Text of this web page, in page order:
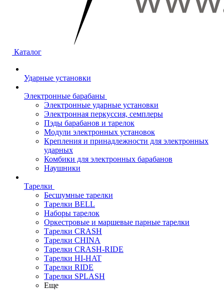
Каталог
Ударные установки
Электронные барабаны
Электронные ударные установки
Электронная перкуссия, семплеры
Пэды барабанов и тарелок
Модули электронных установок
Крепления и принадлежности для электронных
ударных
Комбики для электронных барабанов
Наушники
Тарелки
Бесшумные тарелки
Тарелки BELL
Наборы тарелок
Оркестровые и маршевые парные тарелки
Тарелки CRASH
Тарелки CHINA
Тарелки CRASH-RIDE
Тарелки HI-HAT
Тарелки RIDE
Тарелки SPLASH
Еще